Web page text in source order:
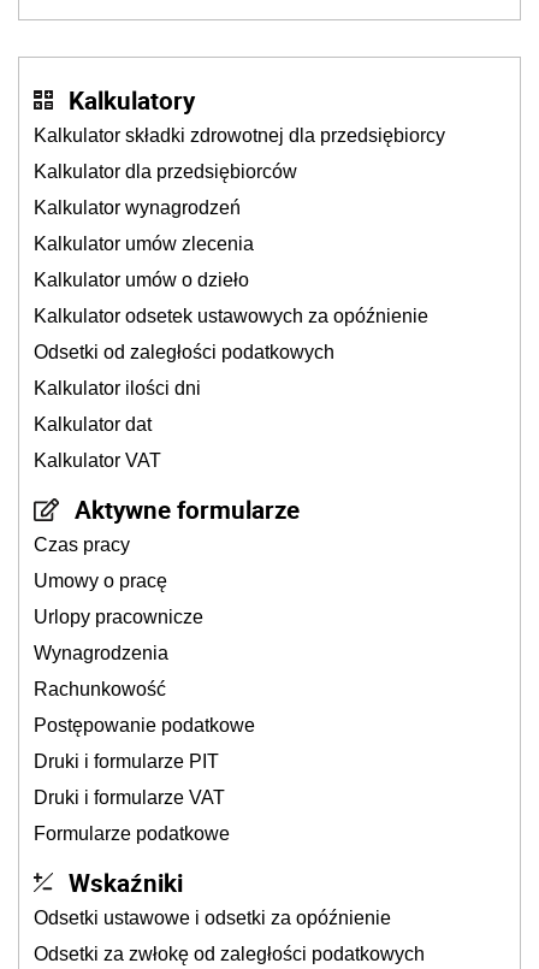
Kalkulatory
Kalkulator składki zdrowotnej dla przedsiębiorcy
Kalkulator dla przedsiębiorców
Kalkulator wynagrodzeń
Kalkulator umów zlecenia
Kalkulator umów o dzieło
Kalkulator odsetek ustawowych za opóźnienie
Odsetki od zaległości podatkowych
Kalkulator ilości dni
Kalkulator dat
Kalkulator VAT
Aktywne formularze
Czas pracy
Umowy o pracę
Urlopy pracownicze
Wynagrodzenia
Rachunkowość
Postępowanie podatkowe
Druki i formularze PIT
Druki i formularze VAT
Formularze podatkowe
Wskaźniki
Odsetki ustawowe i odsetki za opóźnienie
Odsetki za zwłokę od zaległości podatkowych